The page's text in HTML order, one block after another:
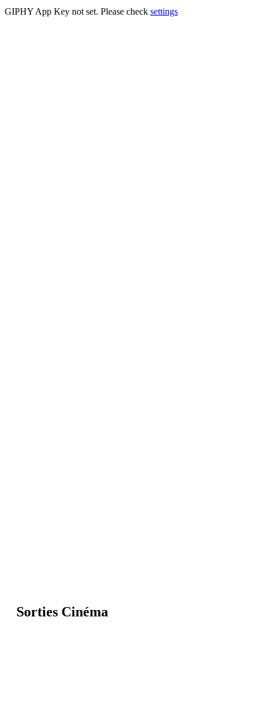
GIPHY App Key not set. Please check settings
Sorties Cinéma